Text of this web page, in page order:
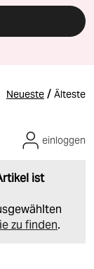
Neueste / Älteste
ist
zu finden.
einloggen